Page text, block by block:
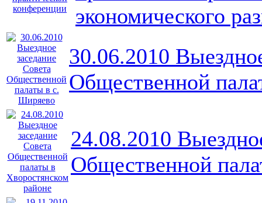
экономического
30.06.2010
Общественной
24.08.2010
Общественной